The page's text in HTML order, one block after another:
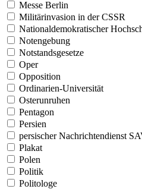
Messe Berlin
Militärinvasion in der CSSR
Nationaldemokratischer
Notengebung
Notstandsgesetze
Oper
Opposition
Ordinarien-Universität
Osterunruhen
Pentagon
Persien
persischer Nachrichtendienst
Plakat
Polen
Politik
Politologe